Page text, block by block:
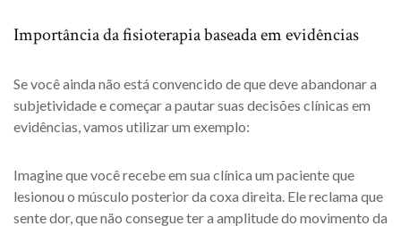
Importância da fisioterapia baseada em evidências
Se você ainda não está convencido de que deve abandonar a
subjetividade e começar a pautar suas decisões clínicas em
evidências, vamos utilizar um exemplo:
Imagine que você recebe em sua clínica um paciente que
lesionou o músculo posterior da coxa direita. Ele reclama que
sente dor, que não consegue ter a amplitude do movimento da